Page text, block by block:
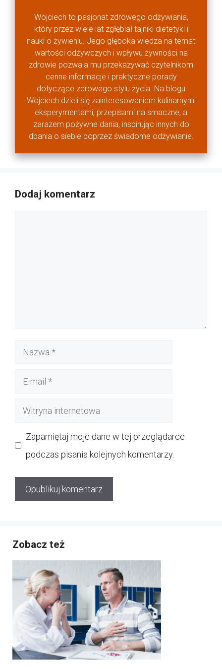
Wojciech to pasjonat zdrowego odżywiania,
który przez wiele lat zgłębiał tajniki dietetyki i
nauki o żywieniu. Jego głęboka wiedza na temat
wartości odżywczych i wpływu żywności na
zdrowie pozwala mu przekazywać czytelnikom
cenne informacje i praktyczne porady
dotyczące zdrowego stylu życia. Na blogu
Wojciech dzieli się zainteresowaniem kulinarnymi
eksperymentami, przepisami na smaczne, a
zarazem pożywne dania, inspirując innych do
dbania o siebie poprzez świadome odżywianie.
Dodaj komentarz
Nazwa
Witryna
Zapamiętaj moje dane w tej przeglądarce
podczas pisania kolejnych komentarzy.
Zobacz też